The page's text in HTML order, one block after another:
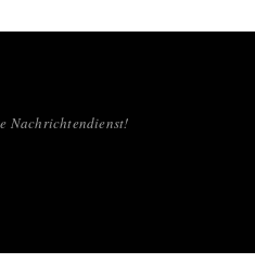
Nachrichtendienst!